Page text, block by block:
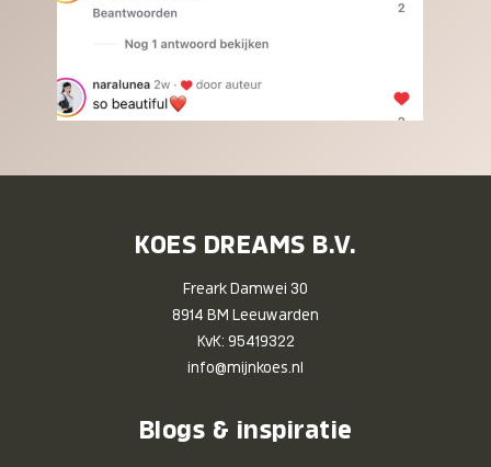
KOES DREAMS B.V.
Freark Damwei 30
8914 BM Leeuwarden
KvK: 95419322
info@mijnkoes.nl
Blogs & inspiratie